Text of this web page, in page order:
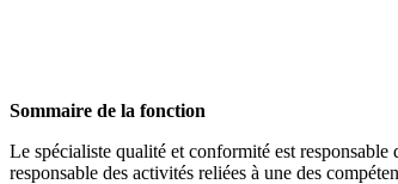
Sommaire de la fonction
Le spécialiste qualité et conformité est
responsable des activités reliées à une des